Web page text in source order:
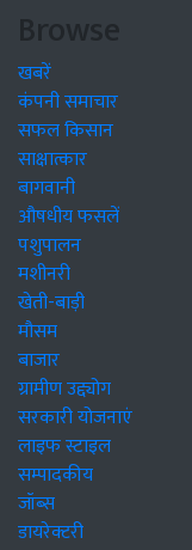
Browse
खबरें
कंपनी समाचार
सफल किसान
साक्षात्कार
बागवानी
औषधीय फसलें
पशुपालन
मशीनरी
खेती-बाड़ी
मौसम
बाजार
ग्रामीण उद्द्योग
सरकारी योजनाएं
लाइफ स्टाइल
सम्पादकीय
जॉब्स
डायरेक्टरी